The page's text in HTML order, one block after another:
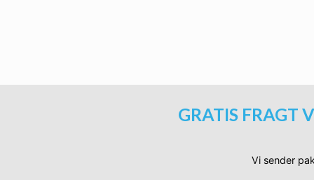
GRATIS FRAGT
Vi sender